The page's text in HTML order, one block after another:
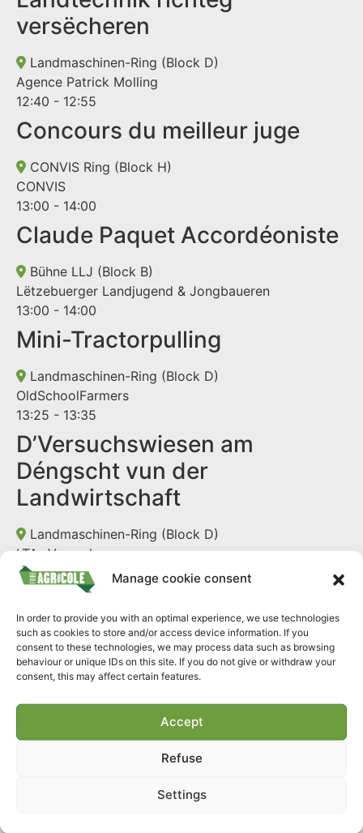
Manage cookie consent
In order to provide you with an optimal experience, we use technologies
such as cookies to store and/or access device information. If you
consent to these technologies, we may process data such as browsing
behaviour or unique IDs on this site. If you do not give or withdraw your
consent, this may affect certain features.
Accept
Refuse
Settings
versëcheren
Landmaschinen-Ring (Block D)
Agence Patrick Molling
12:40 - 12:55
Concours du meilleur juge
CONVIS Ring (Block H)
CONVIS
13:00 - 14:00
Claude Paquet Accordéoniste
Bühne LLJ (Block B)
Lëtzebuerger Landjugend & Jongbaueren
13:00 - 14:00
Mini-Tractorpulling
Landmaschinen-Ring (Block D)
OldSchoolFarmers
13:25 - 13:35
D’Versuchswiesen am
Déngscht vun der
Landwirtschaft
Landmaschinen-Ring (Block D)
LTA- Versuchswesen
13:35 - 13:55
Landwirtschaftlëch Kulturen
richteg versëcheren
Landmaschinen-Ring (Block D)
Vereinigte Hagel
13:55 - 14:05
E Beruff am Beräich Ëmwelt
léieren – d’Ausbildungen am